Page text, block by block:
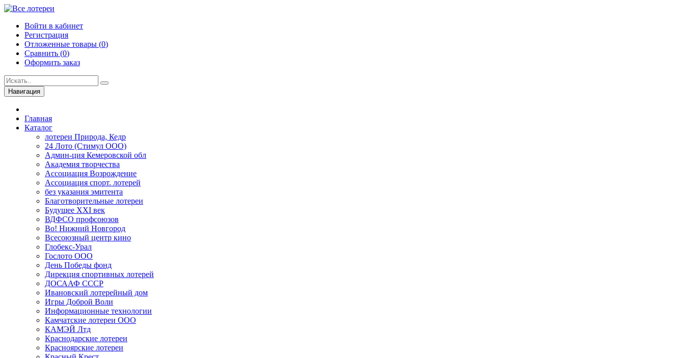
Войти в кабинет
Регистрация
Отложенные товары (0)
Сравнить (0)
Оформить заказ
Навигация
Главная
Каталог
лотереи Природа, Кедр
24 Лото (Стимул ООО)
Админ-ция Кемеровской обл
Академия творчества
Ассоциация Возрождение
Ассоциация спорт. лотерей
без указания эмитента
Благотворительные лотереи
Будущее XXI век
ВДФСО профсоюзов
Во! Нижний Новгород
Всесоюзный центр кино
Глобекс-Урал
Гослото ООО
День Победы фонд
Дирекция спортивных лотерей
ДОСААФ СССР
Ивановский лотерейный дом
Игры Доброй Воли
Информационные технологии
Камчатские лотереи ООО
КАМЭЙ Лтд
Краснодарские лотереи
Красноярские лотереи